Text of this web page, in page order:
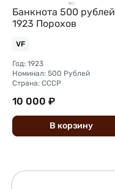
Банкнота 500 рублей
1923 Порохов
VF
Год: 1923
Номинал: 500 Рублей
Страна: СССР
10 000 ₽
В корзину